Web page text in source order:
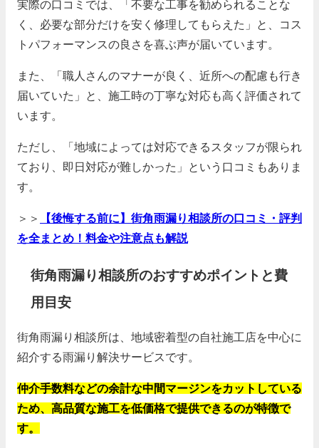
実際の口コミでは、「不要な工事を勧められることな
く、必要な部分だけを安く修理してもらえた」と、コス
トパフォーマンスの良さを喜ぶ声が届いています。
また、「職人さんのマナーが良く、近所への配慮も行き
届いていた」と、施工時の丁寧な対応も高く評価されて
います。
ただし、「地域によっては対応できるスタッフが限られ
ており、即日対応が難しかった」という口コミもありま
す。
＞＞
【後悔する前に】街角雨漏り相談所の口コミ・評判
を全まとめ！料金や注意点も解説
街角雨漏り相談所のおすすめポイントと費
用目安
街角雨漏り相談所は、地域密着型の自社施工店を中心に
紹介する雨漏り解決サービスです。
仲介手数料などの余計な中間マージンをカットしている
ため、高品質な施工を低価格で提供できるのが特徴で
す。